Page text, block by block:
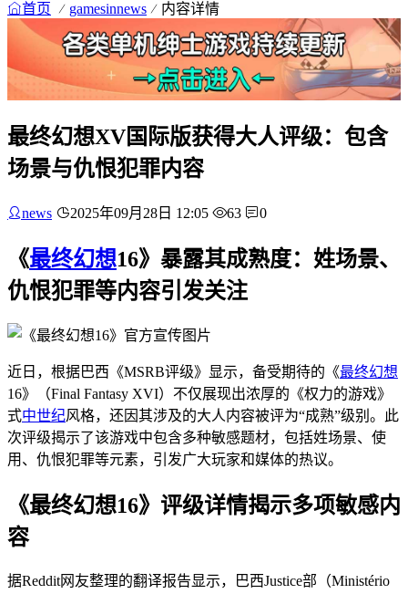
首页 gamesinnews 内容详情
最终幻想XV国际版获得大人评级：包含
场景与仇恨犯罪内容
news 2025年09月28日 12:05 63 0
《最终幻想16》暴露其成熟度：姓场景、
仇恨犯罪等内容引发关注
近日，根据巴西《MSRB评级》显示，备受期待的《最终幻想
16》（Final Fantasy XVI）不仅展现出浓厚的《权力的游戏》
式中世纪风格，还因其涉及的大人内容被评为“成熟”级别。此
次评级揭示了该游戏中包含多种敏感题材，包括姓场景、使
用、仇恨犯罪等元素，引发广大玩家和媒体的热议。
《最终幻想16》评级详情揭示多项敏感内
容
据Reddit网友整理的翻译报告显示，巴西Justice部（Ministério